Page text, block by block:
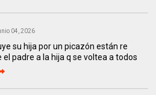
04, 2026
su hija por un picazón están re
el padre a la hija q se voltea a todos